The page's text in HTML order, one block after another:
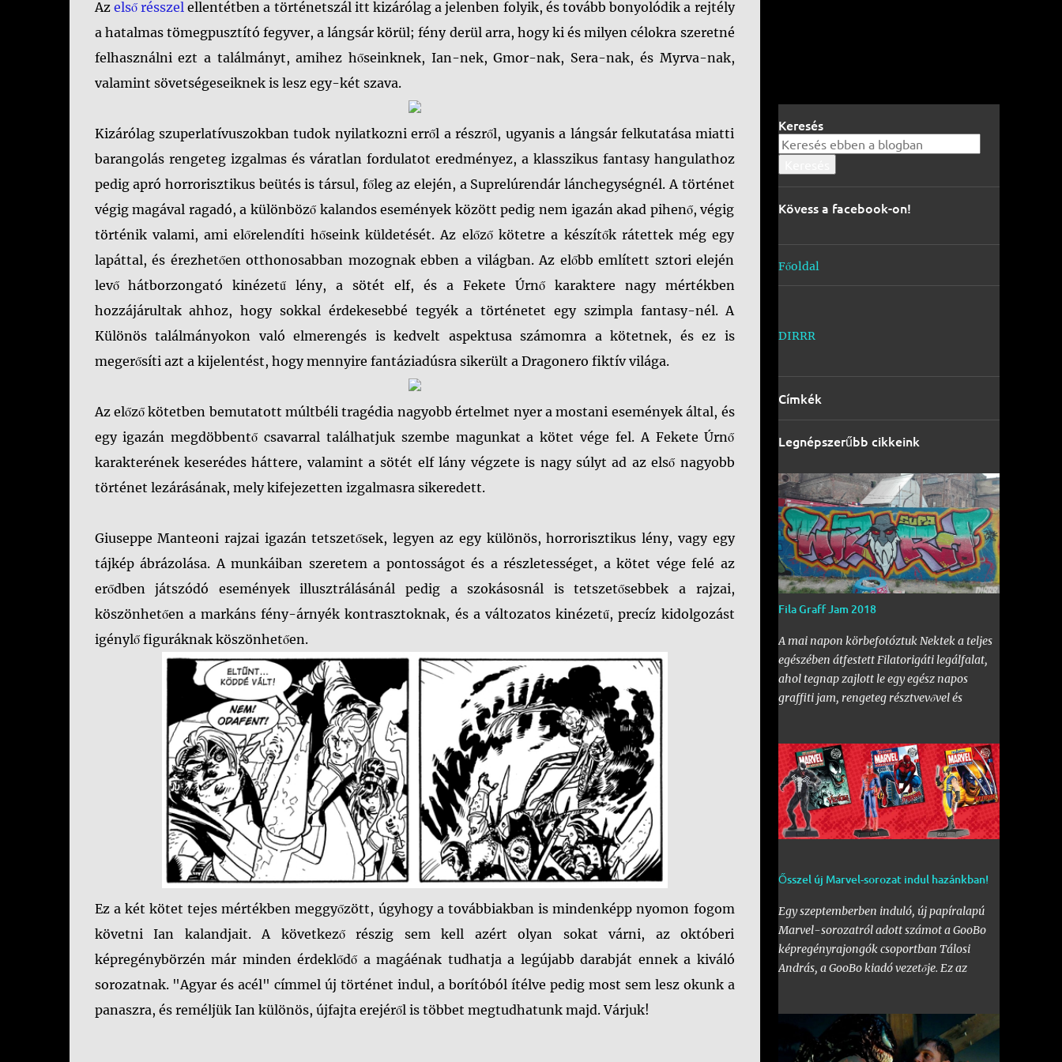
Az első résszelellentétben a történetszál itt kizárólag a jelenben folyik, és tovább bonyolódik a rejtély
a hatalmas tömegpusztító fegyver, a lángsár körül; fény derül arra, hogy ki és milyen célokra szeretné
felhasználni ezt a találmányt, amihez hőseinknek, Ian-nek, Gmor-nak, Sera-nak, és Myrva-nak,
valamint sövetségeseiknek is lesz egy-két szava.
Kizárólag szuperlatívuszokban tudok nyilatkozni erről a részről, ugyanis a lángsár felkutatása miatti
barangolás rengeteg izgalmas és váratlan fordulatot eredményez, a klasszikus fantasy hangulathoz
pedig apró horrorisztikus beütés is társul, főleg az elején, a Suprelúrendár lánchegységnél. A történet
végig magával ragadó, a különböző kalandos események között pedig nem igazán akad pihenő, végig
történik valami, ami előrelendíti hőseink küldetését. Az előző kötetre a készítők rátettek még egy
lapáttal, és érezhetően otthonosabban mozognak ebben a világban. Az előbb említett sztori elején
levő hátborzongató kinézetű lény, a sötét elf, és a Fekete Úrnő karaktere nagy mértékben
hozzájárultak ahhoz, hogy sokkal érdekesebbé tegyék a történetet egy szimpla fantasy-nél. A
Különös találmányokon való elmerengés is kedvelt aspektusa számomra a kötetnek, és ez is
megerősíti azt a kijelentést, hogy mennyire fantáziadúsra sikerült a Dragonero fiktív világa.
Az előző kötetben bemutatott múltbéli tragédia nagyobb értelmet nyer a mostani események által, és
egy igazán megdöbbentő csavarral találhatjuk szembe magunkat a kötet vége fel. A Fekete Úrnő
karakterének keserédes háttere, valamint a sötét elf lány végzete is nagy súlyt ad az első nagyobb
történet lezárásának, mely kifejezetten izgalmasra sikeredett.
Giuseppe Manteoni rajzai igazán tetszetősek, legyen az egy különös, horrorisztikus lény, vagy egy
tájkép ábrázolása. A munkáiban szeretem a pontosságot és a részletességet, a kötet vége felé az
erődben játszódó események illusztrálásánál pedig a szokásosnál is tetszetősebbek a rajzai,
köszönhetően a markáns fény-árnyék kontrasztoknak, és a változatos kinézetű, precíz kidolgozást
igénylő figuráknak köszönhetően.
Ez a két kötet tejes mértékben meggyőzött, úgyhogy a továbbiakban is mindenképp nyomon fogom
követni Ian kalandjait. A következő részig sem kell azért olyan sokat várni, az októberi
képregénybörzén már minden érdeklődő a magáénak tudhatja a legújabb darabját ennek a kiváló
sorozatnak. "Agyar és acél" címmel új történet indul, a borítóból ítélve pedig most sem lesz okunk a
panaszra, és reméljük Ian különös, újfajta erejéről is többet megtudhatunk majd. Várjuk!
Keresés
Kövess a facebook-on!
Főoldal
DIRRR
Címkék
Legnépszerűbb cikkeink
Fila Graff Jam 2018
A mai napon körbefotóztuk Nektek a teljes
egészében átfestett Filatorigáti legálfalat,
ahol tegnap zajlott le egy egész napos
graffiti jam, rengeteg résztvevővel és
rajzzal, és változatos stílusokkal. Nem is
szaporítanám szót, csekkoljátok a több
mint 60 képből álló galériát, az idei
legnagyobb hazai graffiti jam rajzaival!
Ősszel új Marvel-sorozat indul hazánkban!
Egy szeptemberben induló, új papíralapú
Marvel-sorozatról adott számot a GooBo
képregényrajongók csoportban Tálosi
András, a GooBo kiadó vezetője. Ez az
" néven futott, 200 számot
megélt magazin, melynek minden része egy